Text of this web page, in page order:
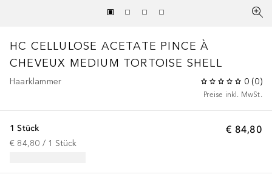
HC CELLULOSE ACETATE PINCE À
CHEVEUX MEDIUM TORTOISE SHELL
Haarklammer 0 (0)
Preise inkl. MwSt.
€ 84,80
1 Stück
€ 84,80 / 1 Stück